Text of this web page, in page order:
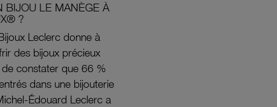
BIJOU LE MANÈGE À
?
Leclerc donne à
des bijoux précieux
constater que 66 %
dans une bijouterie
Édouard Leclerc a